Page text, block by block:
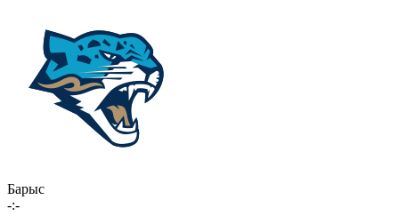
Барыс
-:-